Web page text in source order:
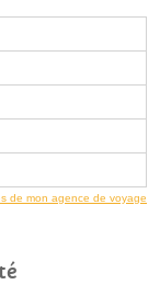
de mon agence de voyage